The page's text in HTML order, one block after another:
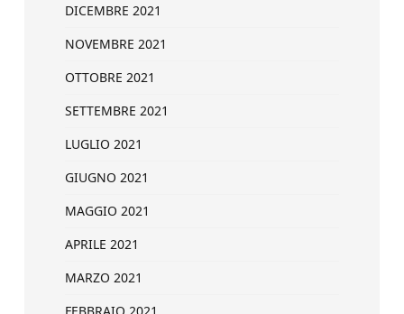
DICEMBRE 2021
NOVEMBRE 2021
OTTOBRE 2021
SETTEMBRE 2021
LUGLIO 2021
GIUGNO 2021
MAGGIO 2021
APRILE 2021
MARZO 2021
FEBBRAIO 2021